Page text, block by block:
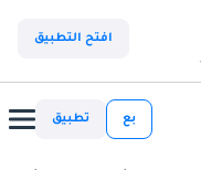
افتح التطبيق
بع تطبيق